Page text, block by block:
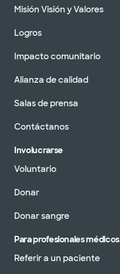
Misión Visión y Valores
Logros
Impacto comunitario
Alianza de calidad
Salas de prensa
Contáctanos
Involucrarse
Voluntario
Donar
Donar sangre
Para profesionales médicos
Referir a un paciente